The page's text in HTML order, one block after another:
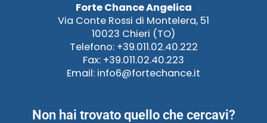
Forte Chance Angelica
Via Conte Rossi di Montelera, 51
10023 Chieri (TO)
Telefono: +39.011.02.40.222
Fax: +39.011.02.40.223
Email: info6@fortechance.it
Non hai trovato quello che cercavi?